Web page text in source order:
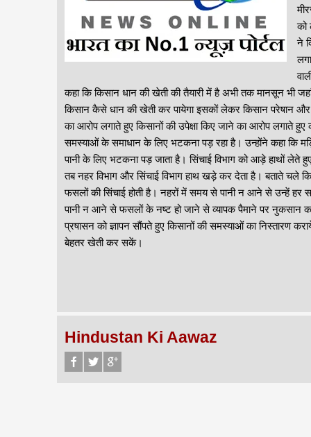
को
ने
कहा कि किसान धान की खेती की तैयारी में है अभी तक मानसून भी
किसान कैसे धान की खेती कर पायेगा इसकों लेकर किसान परेषान और
का आरोप लगाते हुए किसानों की उपेक्षा किए जाने का आरोप लगाते हुए
समस्याओं के समाधान के लिए भटकना पड़ रहा है। उन्होंने कहा कि
पानी के लिए भटकना पड़ जाता है। सिंचाई विभाग को आड़े हाथों लेते
तब नहर विभाग और सिंचाई विभाग हाथ खड़े कर देता है। बताते चले
फसलों की सिंचाई होती है। नहरों में समय से पानी न आने से उन्हें हर
पानी न आने से फसलों के नष्ट हो जाने से व्यापक पैमाने पर नुकसान
प्रषासन को ज्ञापन सौंपते हुए किसानों की समस्याओं का निस्तारण
बेहतर खेती कर सकें।
Hindustan Ki Aawaz